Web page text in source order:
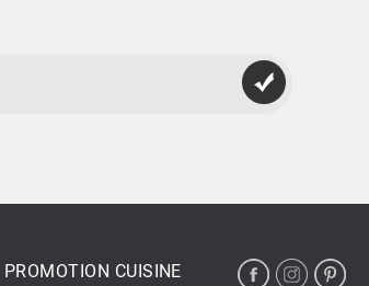
PROMOTION CUISINE